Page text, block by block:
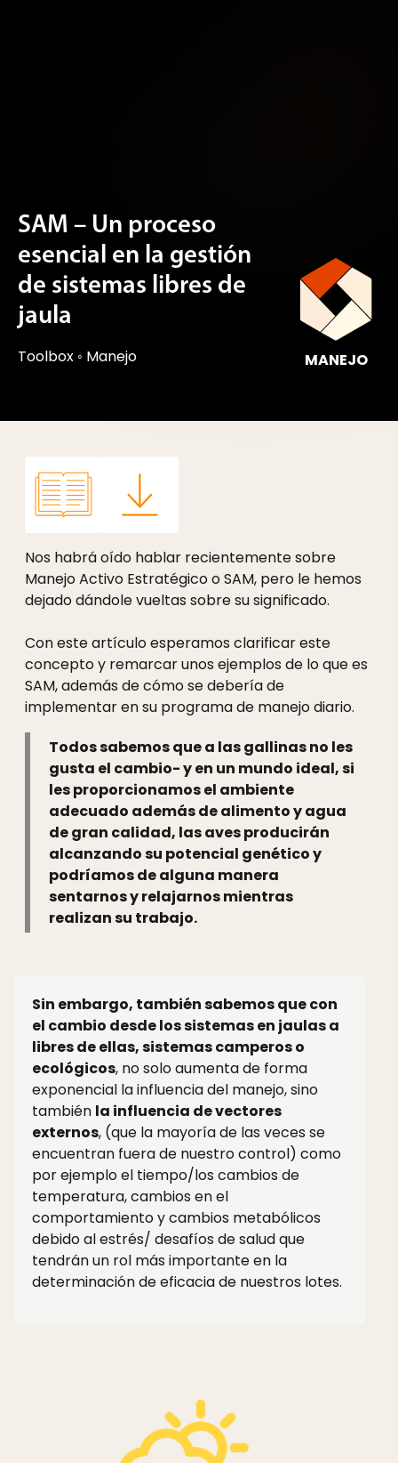
SAM – Un proceso
esencial en la gestión
de sistemas libres de
jaula
Toolbox ◦ Manejo MANEJO
Nos habrá oído hablar recientemente sobre
Manejo Activo Estratégico o SAM, pero le hemos
dejado dándole vueltas sobre su significado.
Con este artículo esperamos clarificar este
concepto y remarcar unos ejemplos de lo que es
SAM, además de cómo se debería de
implementar en su programa de manejo diario.
Todos sabemos que a las gallinas no les
gusta el cambio- y en un mundo ideal, si
les proporcionamos el ambiente
adecuado además de alimento y agua
de gran calidad, las aves producirán
alcanzando su potencial genético y
podríamos de alguna manera
sentarnos y relajarnos mientras
realizan su trabajo.
Sin embargo, también sabemos que con
el cambio desde los sistemas en jaulas a
libres de ellas, sistemas camperos o
ecológicos, no solo aumenta de forma
exponencial la influencia del manejo, sino
también la influencia de vectores
externos, (que la mayoría de las veces se
encuentran fuera de nuestro control) como
por ejemplo el tiempo/los cambios de
temperatura, cambios en el
comportamiento y cambios metabólicos
debido al estrés/ desafíos de salud que
tendrán un rol más importante en la
determinación de eficacia de nuestros lotes.